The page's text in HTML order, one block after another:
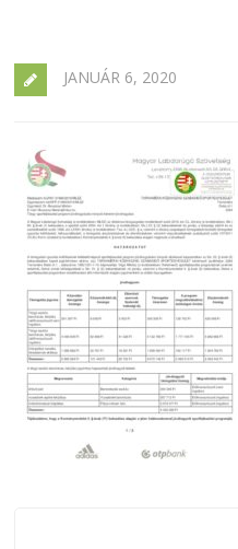
JANUÁR 6, 2020